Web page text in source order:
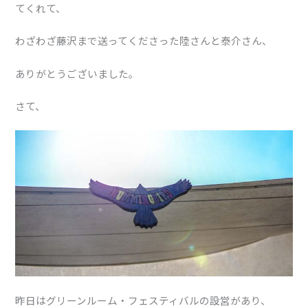
てくれて、
わざわざ藤沢まで送ってくださった陸さんと泰介さん、
ありがとうございました。
さて、
昨日はグリーンルーム・フェスティバルの設営があり、